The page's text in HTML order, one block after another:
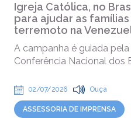
Igreja Católica, no
para ajudar as
terremoto na
A campanha é guiada pela
Conferência Nacional dos
02/07/2026 Ouça
ASSESSORIA DE IMPRENSA